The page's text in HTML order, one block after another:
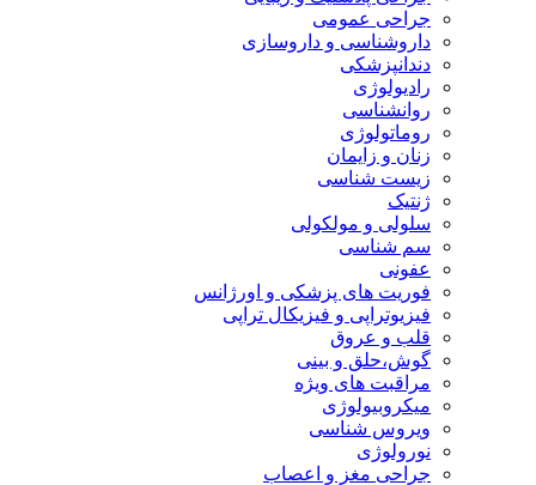
جراحی عمومی
داروشناسی و داروسازی
دندانپزشکی
رادیولوژی
روانشناسی
روماتولوژی
زنان و زایمان
زیست شناسی
ژنتیک
سلولی و مولکولی
سم شناسی
عفونی
فوریت های پزشکی و اورژانس
فیزیوتراپی و فیزیکال تراپی
قلب و عروق
گوش،حلق و بینی
مراقبت های ویژه
میکروبیولوژی
ویروس شناسی
نورولوژی
جراحی مغز و اعصاب